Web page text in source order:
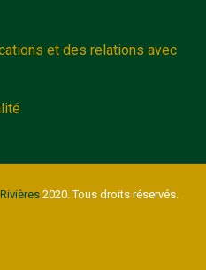
et des relations avec
2020. Tous droits réservés.